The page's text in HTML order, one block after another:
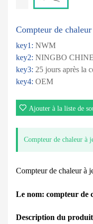
Compteur de
key1: NWM
key2: NINGBO CHINE
key3: 25 jours après la
key4: OEM
Ajouter à la liste de
Compteur de chaleur à
Compteur de chaleur à
Le nom: compteur de
Description du produit